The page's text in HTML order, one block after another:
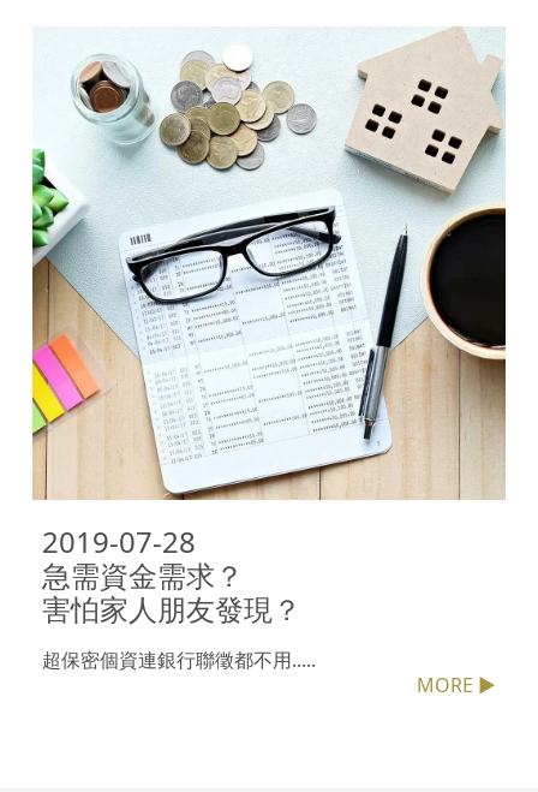
2019-07-28
急需資金需求？
害怕家人朋友發現？
超保密個資連銀行聯徵都不用.....
MORE ▶